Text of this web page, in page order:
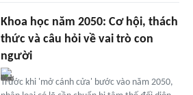
Khoa học năm 2050: Cơ hội, thách
thức và câu hỏi về vai trò con
người
Trước khi 'mở cánh cửa' bước vào năm 2050,